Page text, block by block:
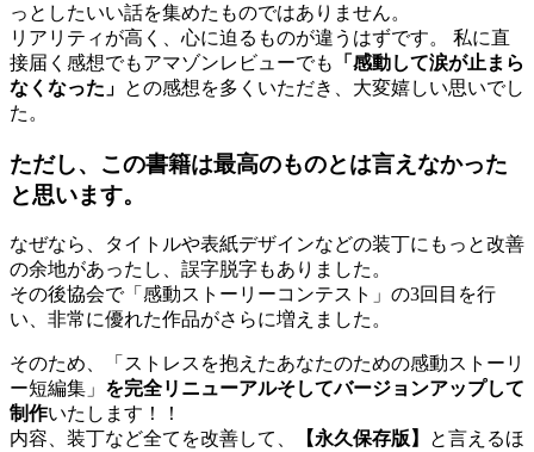
っとしたいい話を集めたものではありません。
リアリティが高く、心に迫るものが違うはずです。 私に直
接届く感想でもアマゾンレビューでも
「感動して涙が止まら
なくなった」 との感想を多くいただき、大変嬉しい思いでし
た。
ただし、この書籍は最高のものとは言えなかった
と思います。
なぜなら、タイトルや表紙デザインなどの装丁にもっと改善
の余地があったし、誤字脱字もありました。
その後協会で「感動ストーリーコンテスト」の3回目を行
い、非常に優れた作品がさらに増えました。
そのため、「ストレスを抱えたあなたのための感動ストーリ
ー短編集」 を完全リニューアルそしてバージョンアップして
制作いたします！！
内容、装丁など全てを改善して、
【永久保存版】
と言えるほ